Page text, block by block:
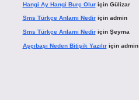
Hangi Ay Hangi Burç Oluriçin Gülizar
Sms Türkçe Anlamı Nediriçin admin
Sms Türkçe Anlamı Nediriçin Şeyma
Aşçıbaşı Neden Bitişik Yazılıriçin admin